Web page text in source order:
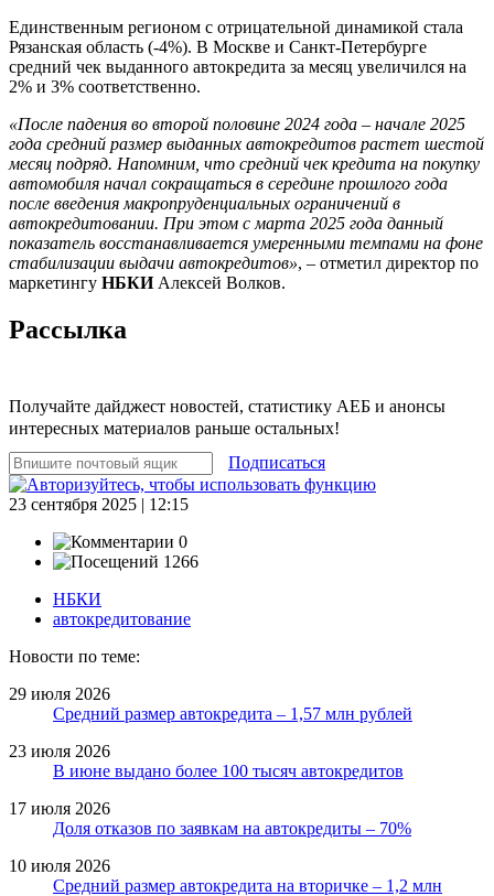
Единственным регионом с отрицательной динамикой стала
Рязанская область (-4%). В Москве и Санкт-Петербурге
средний чек выданного автокредита за месяц увеличился на
2% и 3% соответственно.
«После падения во второй половине 2024 года – начале 2025
года средний размер выданных автокредитов растет шестой
месяц подряд. Напомним, что средний чек кредита на покупку
автомобиля начал сокращаться в середине прошлого года
после введения макропруденциальных ограничений в
автокредитовании. При этом с марта 2025 года данный
показатель восстанавливается умеренными темпами на фоне
стабилизации выдачи автокредитов», – отметил директор по
маркетингу НБКИ Алексей Волков.
Рассылка
Получайте дайджест новостей, статистику АЕБ и анонсы
интересных материалов раньше остальных!
Подписаться
23 сентября 2025 | 12:15
0
1266
НБКИ
автокредитование
Новости по теме:
29 июля 2026
Средний размер автокредита – 1,57 млн рублей
23 июля 2026
В июне выдано более 100 тысяч автокредитов
17 июля 2026
Доля отказов по заявкам на автокредиты – 70%
10 июля 2026
Средний размер автокредита на вторичке – 1,2 млн